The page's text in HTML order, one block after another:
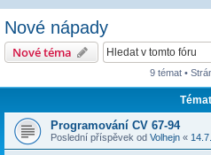
Produkty TCS - Rady, Otázky, Informace,
Digitální centrála TCS a TCS-2
Nové
Nové nápady
Nové téma
9 témat •
Programování CV 67-94
Poslední příspěvek od Volhejn «